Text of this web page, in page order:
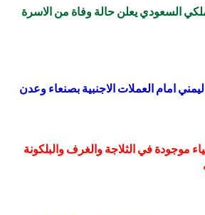
السعودي يعلن حالة وفاة من الاسرة
امام العملات الاجنبية بصنعاء وعدن
منها فورا.. 7 أشياء موجودة في الثلاجة والغرف والبلكونة